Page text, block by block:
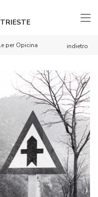
indietro
per Opicina